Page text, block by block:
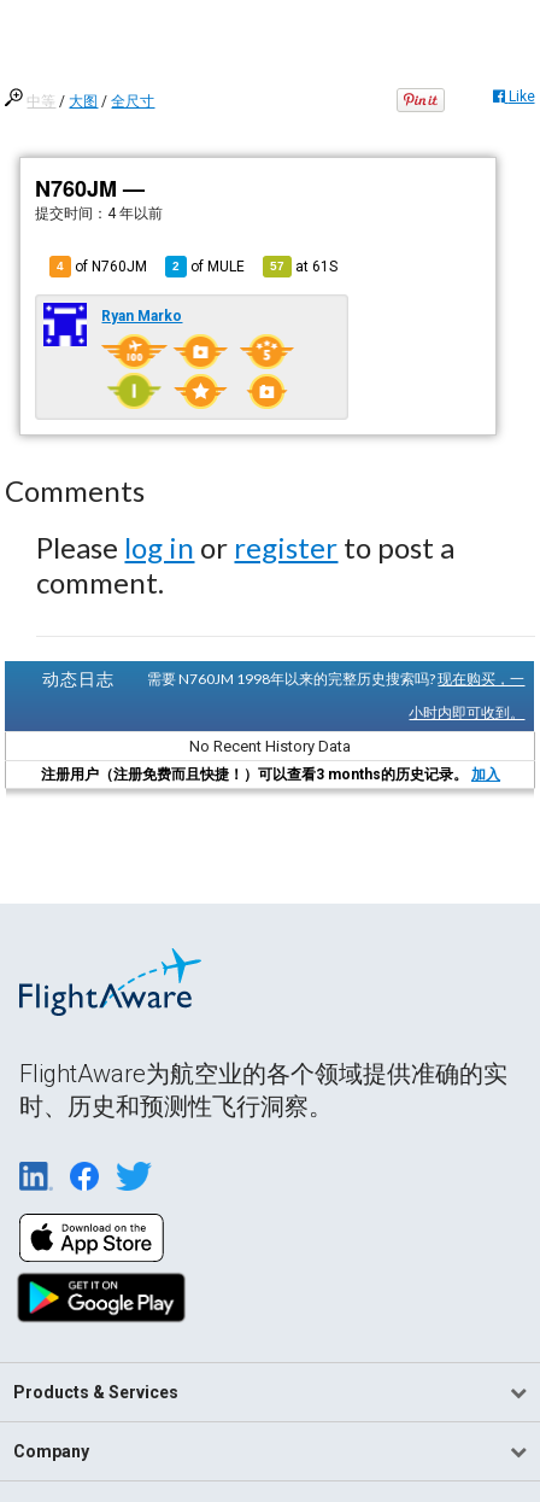
中等 /大图 /全尺寸 Like
N760JM —
提交时间： 4 年以前
4 of N760JM 2 ofMULE 57 at61S
Ryan Marko
Comments
Please log in or register to post a
comment.
动态日志 需要 N760JM 1998年以来的完整历史搜索吗?现在购买，一
小时内即可收到。
No Recent History Data
注册用户（注册免费而且快捷！）可以查看3 months的历史记录。 加入
FlightAware为航空业的各个领域提供准确的实
时、历史和预测性飞行洞察。
Products & Services
Company